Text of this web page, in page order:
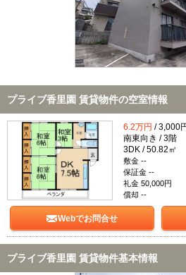
TOP
プライブ香里園 賃貸物件の空室情報
6.2万円 / 3,000
南東向き / 3階
3DK / 50.82㎡
敷金 --
保証金 --
礼金 50,000円
償却 --
Webでお問合せ
プライブ香里園 賃貸物件基本情報